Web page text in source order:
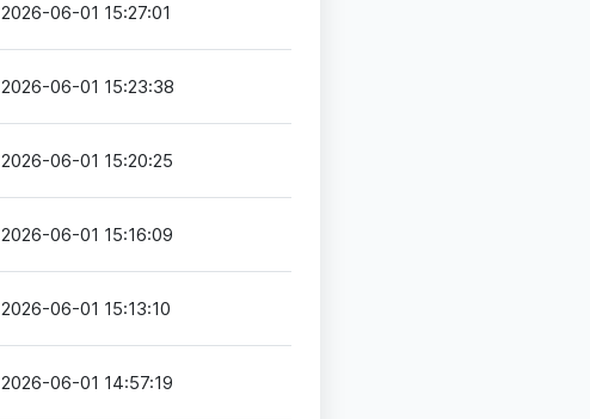
2026-06-01 15:27:01
2026-06-01 15:23:38
2026-06-01 15:20:25
2026-06-01 15:16:09
2026-06-01 15:13:10
2026-06-01 14:57:19